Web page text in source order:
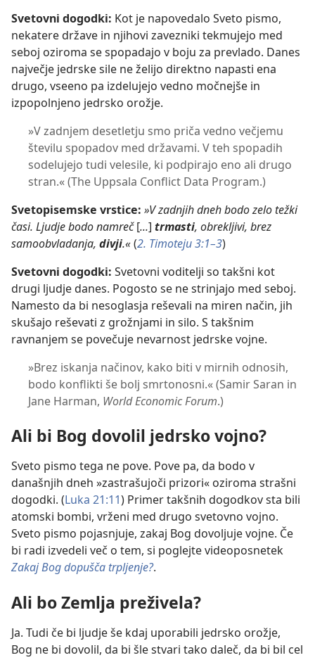
Svetovni dogodki: Kot je napovedalo Sveto pismo,
nekatere države in njihovi zavezniki tekmujejo med
seboj oziroma se spopadajo v boju za prevlado. Danes
največje jedrske sile ne želijo direktno napasti ena
drugo, vseeno pa izdelujejo vedno močnejše in
izpopolnjeno jedrsko orožje.
»V zadnjem desetletju smo priča vedno večjemu
številu spopadov med državami. V teh spopadih
sodelujejo tudi velesile, ki podpirajo eno ali drugo
stran.« (The Uppsala Conflict Data Program.)
Svetopisemske vrstice: »V zadnjih dneh bodo zelo težki
časi. Ljudje bodo namreč[...] trmasti, obrekljivi, brez
samoobvladanja, divji.«(2. Timoteju 3:1–3)
Svetovni dogodki: Svetovni voditelji so takšni kot
drugi ljudje danes. Pogosto se ne strinjajo med seboj.
Namesto da bi nesoglasja reševali na miren način, jih
skušajo reševati z grožnjami in silo. S takšnim
ravnanjem se povečuje nevarnost jedrske vojne.
»Brez iskanja načinov, kako biti v mirnih odnosih,
bodo konflikti še bolj smrtonosni.« (Samir Saran in
Jane Harman, World Economic Forum.)
Ali bi Bog dovolil jedrsko vojno?
Sveto pismo tega ne pove. Pove pa, da bodo v
današnjih dneh »zastrašujoči prizori« oziroma strašni
dogodki. (Luka 21:11) Primer takšnih dogodkov sta bili
atomski bombi, vrženi med drugo svetovno vojno.
Sveto pismo pojasnjuje, zakaj Bog dovoljuje vojne. Če
bi radi izvedeli več o tem, si poglejte videoposnetek
Zakaj Bog dopušča trpljenje?.
Ali bo Zemlja preživela?
Ja. Tudi če bi ljudje še kdaj uporabili jedrsko orožje,
Bog ne bi dovolil, da bi šle stvari tako daleč, da bi bil cel